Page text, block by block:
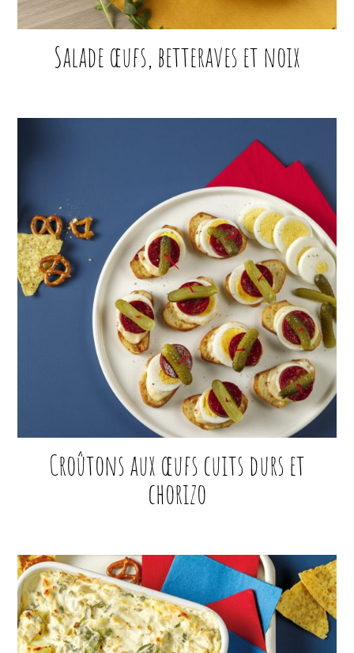
Salade œufs, betteraves et noix
Croûtons aux œufs cuits durs et
chorizo